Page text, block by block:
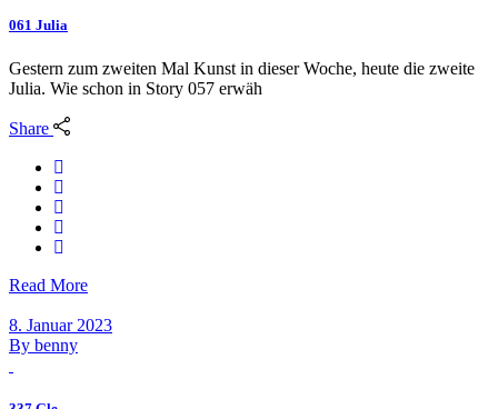
061 Julia
Gestern zum zweiten Mal Kunst in dieser Woche, heute die zweite
Julia. Wie schon in Story 057 erwäh
Share
Read More
8. Januar 2023
By benny